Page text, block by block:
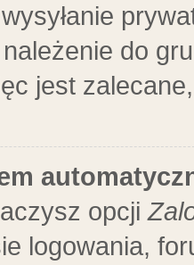
do
jest
opcji
logowania,